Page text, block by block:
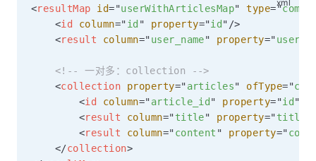
<resultMap id="userWithArticlesMap" type="
<id column="id " property="id "/>
<result column="user_name" property="
<!-- 一对多：collection -->
<collection property="articles" ofType="
<id column="article_id " property="id "
<result column="title" property="title
<result column="content " property="
</collection>